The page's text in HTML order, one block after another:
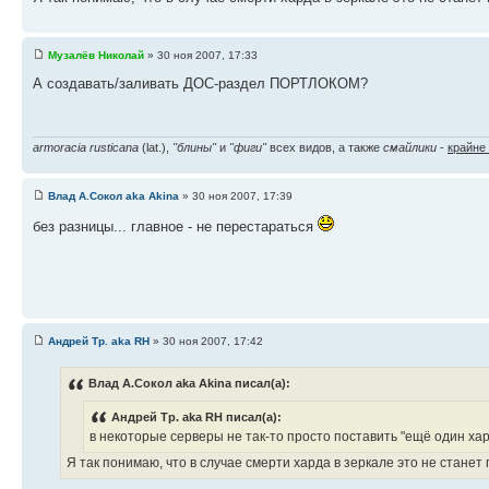
Музалёв Николай » 30 ноя 2007, 17:33
А создавать/заливать ДОС-раздел ПОРТЛОКОМ?
armoracia rusticana (lat.), "блины"и "фиги"всех видов, а также смайлики -
Влад А.Сокол aka Akina » 30 ноя 2007, 17:39
без разницы... главное - не перестараться
Андрей Тр. aka RH » 30 ноя 2007, 17:42
Влад А.Сокол aka Akina писал(а):
Андрей Тр. aka RH писал(а):
в некоторые серверы не так-то просто поставить "ещё один
Я так понимаю, что в случае смерти харда в зеркале это не станет